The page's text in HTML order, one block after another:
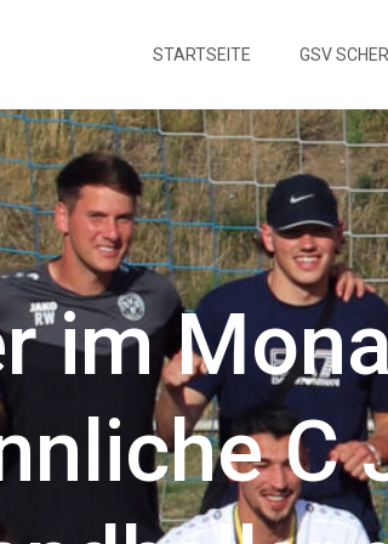
STARTSEITE GSV
im
C